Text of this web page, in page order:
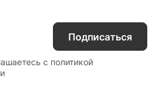
Подписаться
с политикой